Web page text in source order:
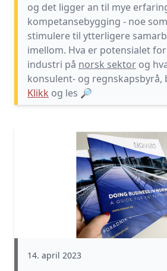
og det ligger an til mye
kompetansebygging - noe
stimulere til ytterligere
imellom. Hva er potensialet
industri på norsk sektor og
konsulent- og regnskapsbyrå,
Klikk og les 🔎
14. april 2023